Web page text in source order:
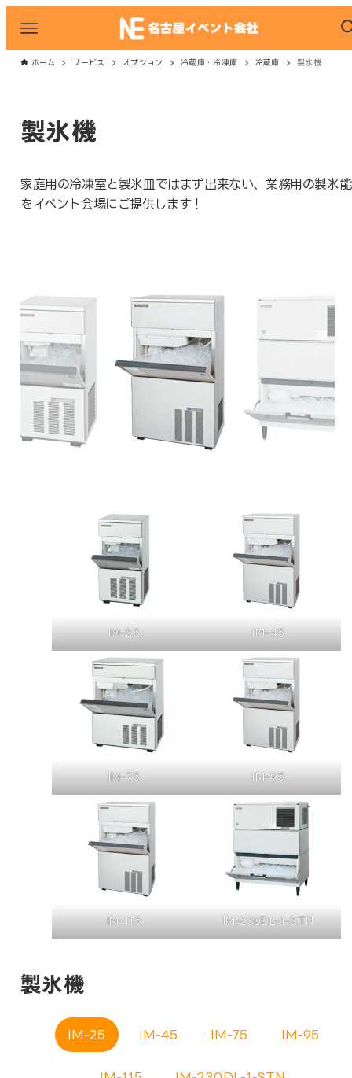
ホーム サービス オプション 冷蔵庫・冷凍庫 冷蔵庫 製氷機
製氷機
家庭用の冷凍室と製氷皿ではまず出来ない、業務用の製氷
をイベント会場にご提供します！
IM-25 IM-45
IM-75 IM-95
IM-115 IM-230DL-1-STN
製氷機
IM-25 IM-45 IM-75 IM-95